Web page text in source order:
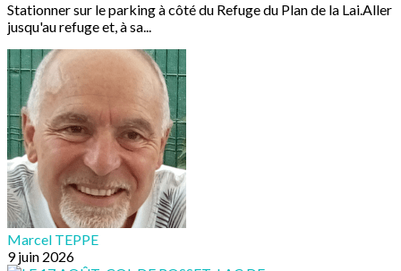
Stationner sur le parking à côté du Refuge du Plan de la Lai.Aller
jusqu'au refuge et, à sa...
Marcel TEPPE
9 juin 2026